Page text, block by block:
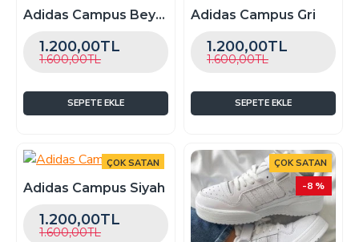
Adidas Campus Beyaz
1.200,00TL
1.600,00TL
SEPETE EKLE
Adidas Campus Gri
1.200,00TL
1.600,00TL
SEPETE EKLE
ÇOK SATAN
-25 %
Adidas Campus Siyah
1.200,00TL
1.600,00TL
ÇOK SATAN
-8 %